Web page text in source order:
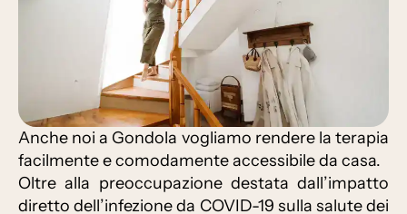
Anche noi a Gondola vogliamo rendere la terapia
facilmente e comodamente accessibile da casa.
Oltre alla preoccupazione destata dall’impatto
diretto dell’infezione da COVID-19 sulla salute dei